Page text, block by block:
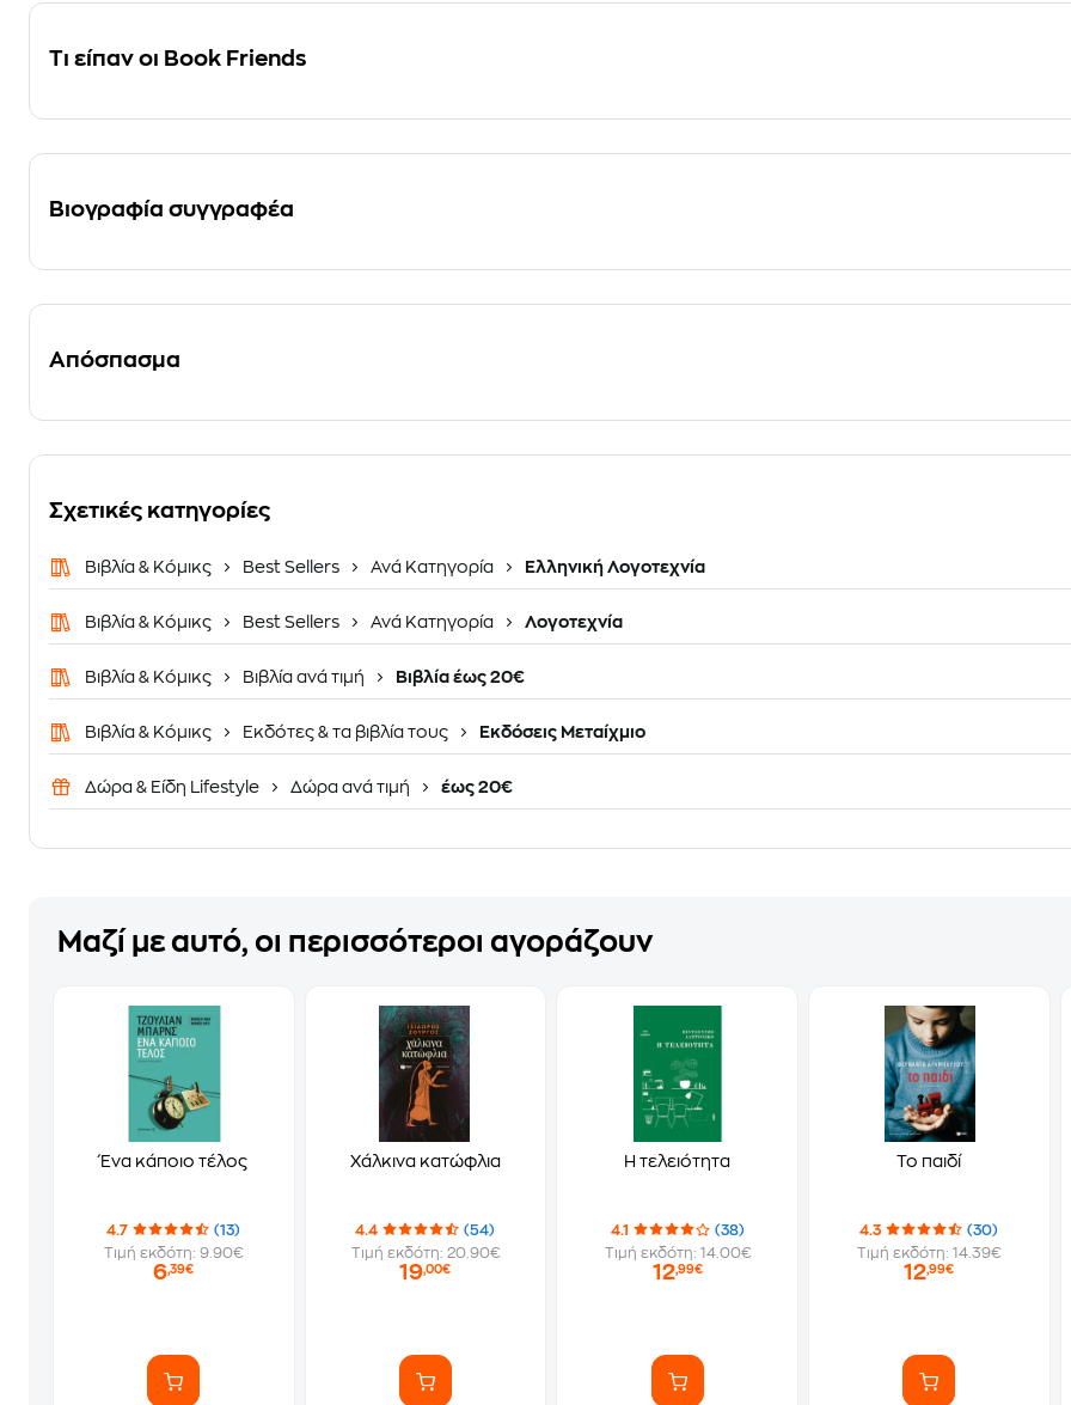
Τι είπαν οι Book Friends
Βιογραφία συγγραφέα
Απόσπασμα
Σχετικές κατηγορίες
Βιβλία & Κόμικς Best Sellers Ανά Κατηγορία Ελληνική Λογοτεχνία
Βιβλία & Κόμικς Best Sellers Ανά Κατηγορία Λογοτεχνία
Βιβλία & Κόμικς Βιβλία ανά τιμή Βιβλία έως 20€
Βιβλία & Κόμικς Εκδότες & τα βιβλία τους Εκδόσεις Μεταίχμιο
Δώρα & Είδη Lifestyle Δώρα ανά τιμή έως 20€
Μαζί με αυτό, οι περισσότεροι αγοράζουν
Ένα κάποιο τέλος
4.7
(13)
Τιμή εκδότη: 9.90€
6,39€
Χάλκινα κατώφλια
4.4
(54)
Τιμή εκδότη: 20.90€
19,00€
Η τελειότητα
4.1
(38)
Τιμή εκδότη: 14.00€
12,99€
Το παιδί
4.3
(30)
Τιμή εκδότη: 14.39€
12,99€